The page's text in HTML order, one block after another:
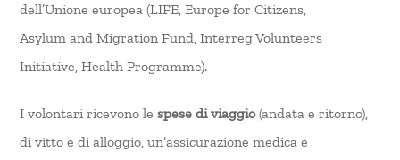
dell’Unione europea (LIFE, Europe for Citizens,
Asylum and Migration Fund, Interreg Volunteers
Initiative, Health Programme).
I volontari ricevono lespese di viaggio(andata e ritorno),
di vitto e di alloggio, un’assicurazione medica e